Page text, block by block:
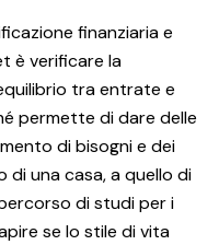
finanziaria e
è verificare la
tra entrate e
permette di dare delle
di bisogni e dei
di una casa, a quello di
di studi per i
se lo stile di vita